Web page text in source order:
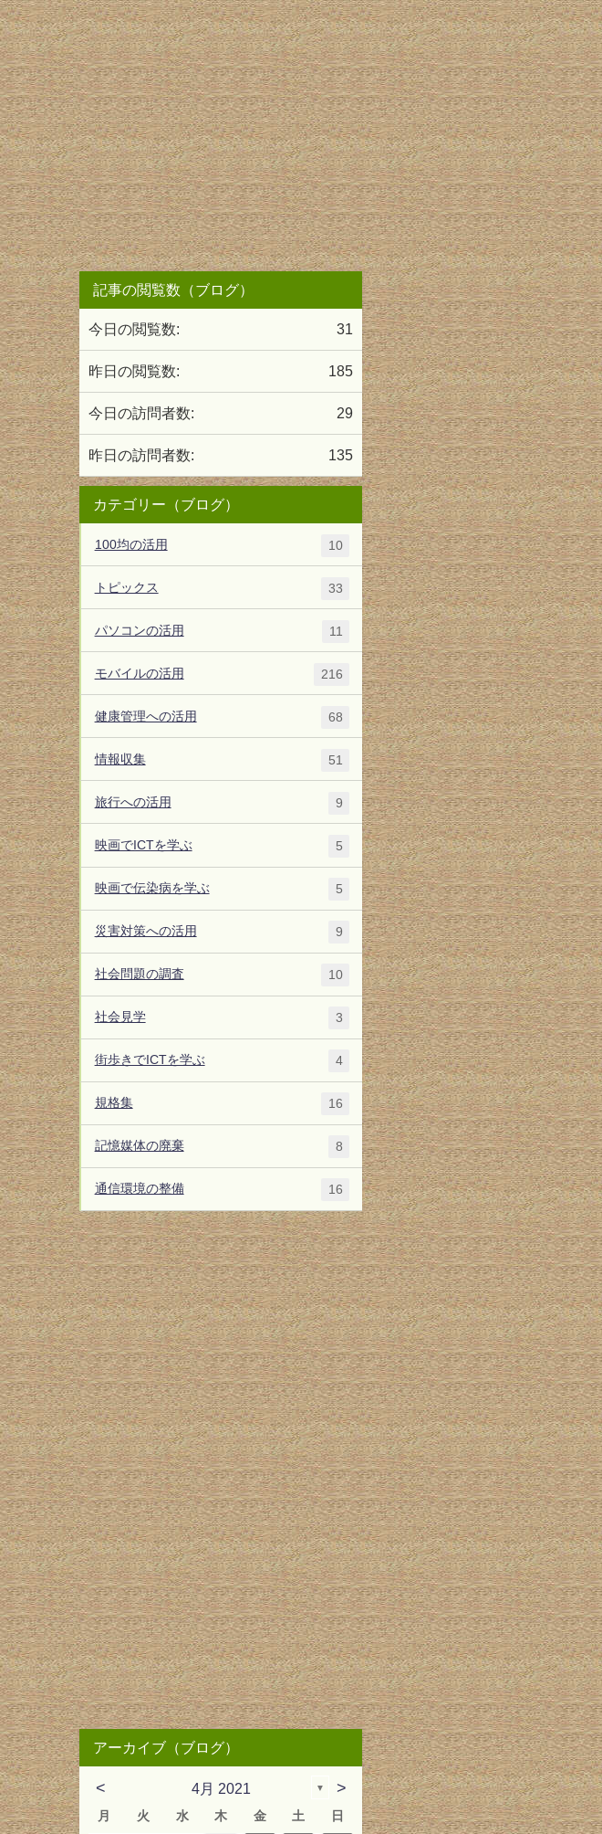
記事の閲覧数（ブログ）
31
今日の閲覧数:
185
昨日の閲覧数:
29
今日の訪問者数:
135
昨日の訪問者数:
カテゴリー（ブログ）
100均の活用 10
トピックス 33
パソコンの活用 11
モバイルの活用 216
健康管理への活用 68
情報収集 51
旅行への活用 9
映画でICTを学ぶ 5
映画で伝染病を学ぶ 5
災害対策への活用 9
社会問題の調査 10
社会見学 3
街歩きでICTを学ぶ 4
規格集 16
記憶媒体の廃棄 8
通信環境の整備 16
アーカイブ（ブログ）
< 4月 2021 ▼ >
月 火 水 木 金 土 日